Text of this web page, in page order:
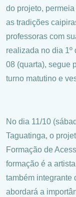
do projeto,
as tradições
professoras com
realizada no dia 1º
08 (quarta), segue
turno matutino e
No dia 11/10
Taguatinga, o
Formação de
formação é a
também integrante
abordará a